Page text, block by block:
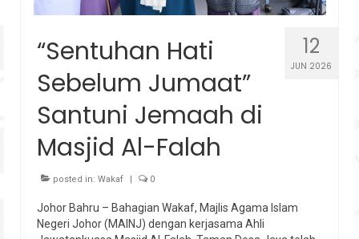
12
JUN 2026
“Sentuhan Hati
Sebelum Jumaat”
Santuni Jemaah di
Masjid Al-Falah
posted in: Wakaf | 0
Johor Bahru – Bahagian Wakaf, Majlis Agama Islam
Negeri Johor (MAINJ) dengan kerjasama Ahli